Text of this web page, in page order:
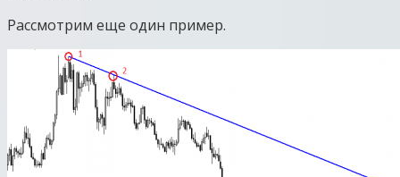
Рассмотрим еще один пример.